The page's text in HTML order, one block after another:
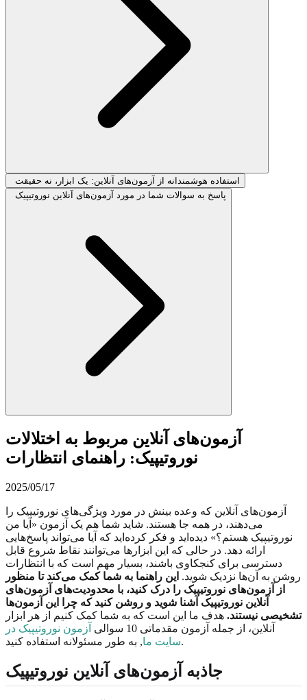
استفاده هوشمندانه از آزمون‌های آنلاین: یک ابزار، نه حقیقت
پاسخ به سوالات شما در مورد آزمون‌های آنلاین نوروتیپیک
آزمون‌های آنلاین مربوط به اختلالات
نوروتیپیک: راهنمای انتظارات
2025/05/17
آزمون‌های آنلاین که وعده بینش در مورد ویژگی‌های نوروتیپیک را
می‌دهند، در همه جا هستند. شاید شما هم یک آزمون «آیا من
نوروتیپیک هستم؟» دیده‌اید و فکر کرده‌اید که آیا می‌تواند پاسخ‌هایی
ارائه دهد. در حالی که این ابزارها می‌توانند نقاط شروع قابل
دسترسی برای کنجکاوی باشند، بسیار مهم است که با انتظارات
روشن به آن‌ها نزدیک شوید. این راهنما به شما کمک می‌کند تا منظور
از آزمون‌های نوروتیپیک را درک کنید، با محدودیت‌های آزمون‌های
آنلاین نوروتیپیک آشنا شوید و روشن کنید که چرا این آزمون‌ها
تشخیصی نیستند. هدف ما این است که به شما کمک کنیم از هر ابزار
آنلاین، از جمله آزمون مقدماتی 10 سوالی
آزمون نوروتیپیک در
سایت ما, به طور مسئولانه استفاده کنید.
جاذبه آزمون‌های آنلاین نوروتیپیک